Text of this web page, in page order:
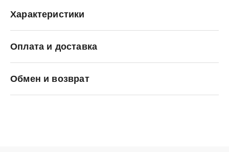
Характеристики
Оплата и доставка
Обмен и возврат